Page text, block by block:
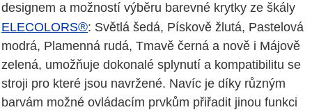
designem a možností výběru barevné krytky ze škály
ELECOLORS®: Světlá šedá, Pískově žlutá, Pastelová
modrá, Plamenná rudá, Tmavě černá a nově i Májově
zelená, umožňuje dokonalé splynutí a kompatibilitu se
stroji pro které jsou navržené. Navíc je díky různým
barvám možné ovládacím prvkům přiřadit jinou funkci